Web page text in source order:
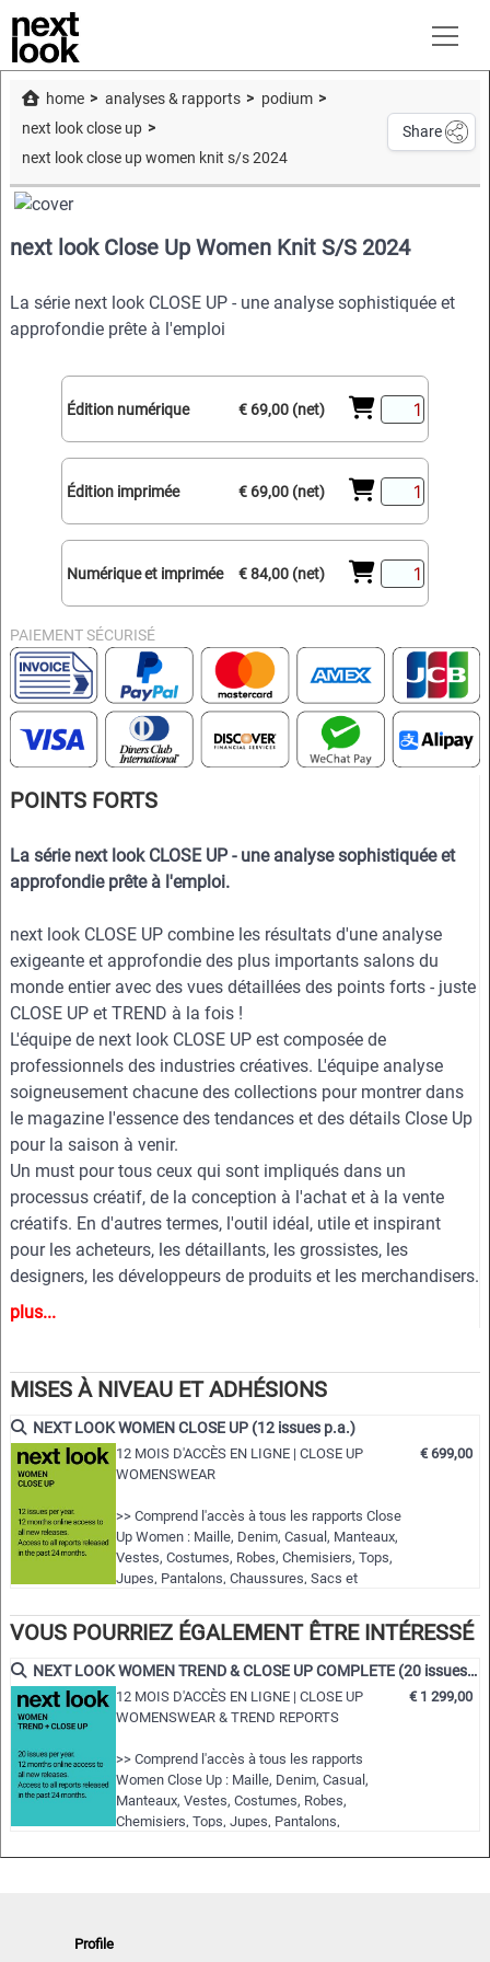
home analyses & rapports
podium
next look close up
next look close up women knit s/s 2024
Share
next look Close Up Women Knit S/S 2024
La série next look CLOSE UP - une analyse sophistiquée et
approfondie prête à l'emploi
Édition numérique € 69,00 (net)
Édition imprimée € 69,00 (net)
Numérique et imprimée € 84,00 (net)
PAIEMENT SÉCURISÉ
POINTS FORTS
La série next look CLOSE UP - une analyse sophistiquée et
approfondie prête à l'emploi.
next look CLOSE UP combine les résultats d'une analyse
exigeante et approfondie des plus importants salons du
monde entier avec des vues détaillées des points forts - juste
CLOSE UP et TREND à la fois !
L'équipe de next look CLOSE UP est composée de
professionnels des industries créatives. L'équipe analyse
soigneusement chacune des collections pour montrer dans
le magazine l'essence des tendances et des détails Close Up
pour la saison à venir.
Un must pour tous ceux qui sont impliqués dans un
processus créatif, de la conception à l'achat et à la vente
créatifs. En d'autres termes, l'outil idéal, utile et inspirant
pour les acheteurs, les détaillants, les grossistes, les
designers, les développeurs de produits et les merchandisers.
Points forts
hommes et pour femmes
- Plus de 100 gros plans
- Analyses sophistiquées et approfondies des principaux
défilés de mode dans le monde entier
- Vues détaillées des points forts
- Regroupés par thèmes et tendances
- Coupes, tissus, couleurs et plus encore
NLCWK | S/S 2024
plus...
MISES À NIVEAU ET ADHÉSIONS
NEXT LOOK WOMEN CLOSE UP (12 issues p.a.)
12 MOIS D'ACCÈS EN LIGNE | CLOSE UP
WOMENSWEAR
>> Comprend l'accès à tous les rapports Close
Up Women : Maille, Denim, Casual, Manteaux,
Vestes, Costumes, Robes, Chemisiers, Tops,
Jupes, Pantalons, Chaussures, Sacs et
>> Toutes les nouvelles éditions des 12
prochains mois
>> Y compris l'accès aux éditions des 24
>> Téléchargez jusqu'à 15 éditions complètes
en PDF de votre choix
€ 699,00
VOUS POURRIEZ ÉGALEMENT ÊTRE INTÉRESSÉ
NEXT LOOK WOMEN TREND & CLOSE UP COMPLETE (20 issues p.a.)
12 MOIS D'ACCÈS EN LIGNE | CLOSE UP
WOMENSWEAR & TREND REPORTS
>> Comprend l'accès à tous les rapports
Women Close Up : Maille, Denim, Casual,
Manteaux, Vestes, Costumes, Robes,
Chemisiers, Tops, Jupes, Pantalons,
>> Comprend l'accès à tous les rapports de
€ 1 299,00
Profile